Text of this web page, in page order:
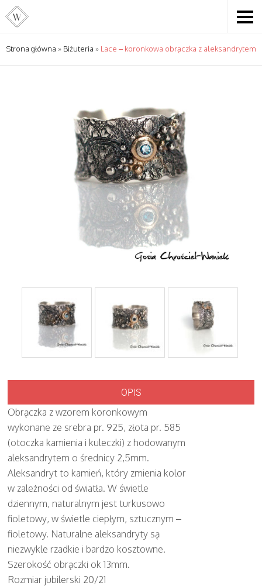
Strona główna » Biżuteria » Lace – koronkowa obrączka z aleksandrytem
OPIS
Obrączka z wzorem koronkowym
wykonane ze srebra pr. 925, złota pr. 585
(otoczka kamienia i kuleczki) z hodowanym
aleksandrytem o średnicy 2,5mm.
Aleksandryt to kamień, który zmienia kolor
w zależności od światła. W świetle
dziennym, naturalnym jest turkusowo
fioletowy, w świetle ciepłym, sztucznym –
fioletowy. Naturalne aleksandryty są
niezwykle rzadkie i bardzo kosztowne.
Szerokość obrączki ok 13mm.
Rozmiar jubilerski 20/21